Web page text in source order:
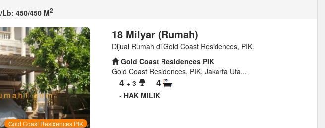
Lb: 450/450 M2
Gold Coast Residences PIK
18 Milyar (Rumah)
Dijual Rumah di Gold Coast Residences, PIK.
Gold Coast Residences PIK
Gold Coast Residences, PIK, Jakarta Uta...
4 + 3 4
- HAK MILIK